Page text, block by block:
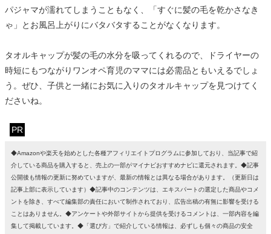
パジャマが濡れてしまうこともなく、「すぐに髪の毛を乾かさなき
ゃ」とお風呂上がりにバタバタすることがなくなります。
タオルキャップが髪の毛の水分を吸ってくれるので、ドライヤーの
時短にもつながりワンオペ育児のママには必需品ともいえるでしょ
う。ぜひ、子供と一緒にお気に入りのタオルキャップを見つけてく
ださいね。
PR
◆Amazonや楽天を始めとした各種アフィリエイトプログラムに参加しており、当記事で紹
介している商品を購入すると、売上の一部がマイナビおすすめナビに還元されます。◆記事
公開後も情報の更新に努めていますが、最新の情報とは異なる場合があります。（更新日は
記事上部に表示しています）◆記事中のコンテンツは、エキスパートの選定した商品やコメ
ントを除き、すべて編集部の責任において制作されており、広告出稿の有無に影響を受ける
ことはありません。◆アンケートや外部サイトから提供を受けるコメントは、一部内容を編
集して掲載しています。◆「選び方」で紹介している情報は、必ずしも個々の商品の安全